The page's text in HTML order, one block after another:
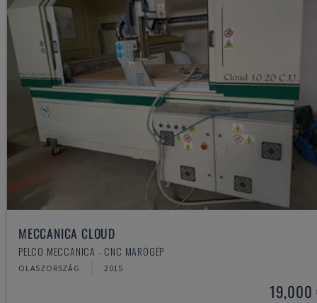
MECCANICA CLOUD
PELCO MECCANICA - CNC MARÓGÉP
OLASZORSZÁG 2015
19,000